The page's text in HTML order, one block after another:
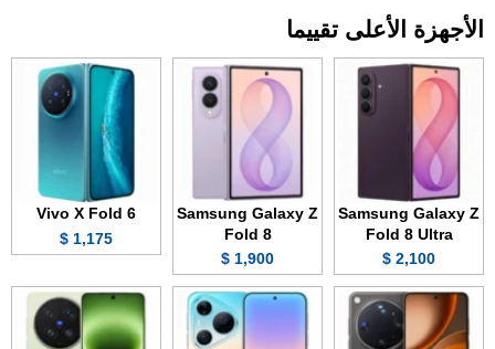
الأجهزة الأعلى تقييما
Samsung Galaxy Z
Fold 8 Ultra
2,100 $
Samsung Galaxy Z
Fold 8
1,900 $
Vivo X Fold 6
1,175 $